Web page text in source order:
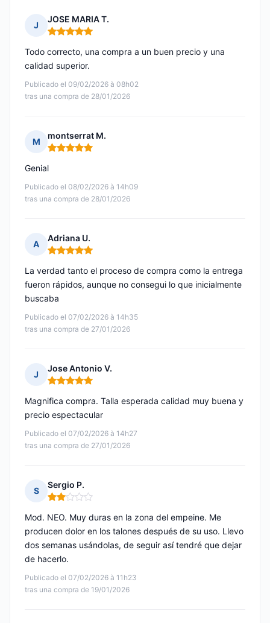
J
JOSE MARIA T.
Nota: 5 de 5
Publicado el 09/02/2026 à 08h02
tras una compra de 28/01/2026
Todo correcto, una compra a un buen precio y una
calidad superior.
M
montserrat M.
Nota: 5 de 5
Publicado el 08/02/2026 à 14h09
tras una compra de 28/01/2026
Genial
A
Adriana U.
Nota: 5 de 5
Publicado el 07/02/2026 à 14h35
tras una compra de 27/01/2026
La verdad tanto el proceso de compra como la entrega
fueron rápidos, aunque no consegui lo que inicialmente
buscaba
J
Jose Antonio V.
Nota: 5 de 5
Publicado el 07/02/2026 à 14h27
tras una compra de 27/01/2026
Magnifica compra. Talla esperada calidad muy buena y
precio espectacular
S
Sergio P.
Nota: 2 de 5
Publicado el 07/02/2026 à 11h23
tras una compra de 19/01/2026
Mod. NEO. Muy duras en la zona del empeine. Me
producen dolor en los talones después de su uso. Llevo
dos semanas usándolas, de seguir así tendré que dejar
de hacerlo.